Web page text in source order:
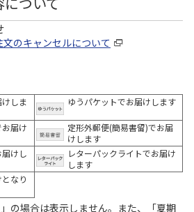
文のキャンセルについて
しま
ゆうパケットでお届けします
届け
定形外郵便(簡易書留)でお届
けします
けし
レターパックライトでお届け
します
なり
の場合は表示しません。また、「夏期